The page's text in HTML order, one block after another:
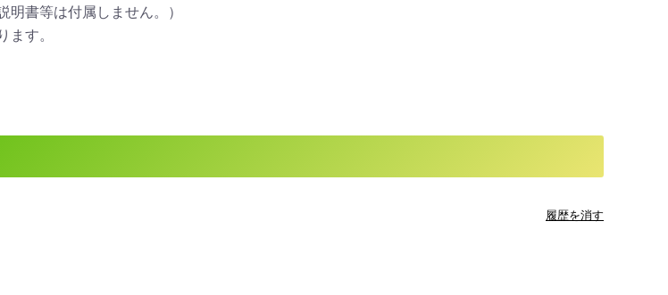
明書等は付属しません。）
す。
履歴を消す